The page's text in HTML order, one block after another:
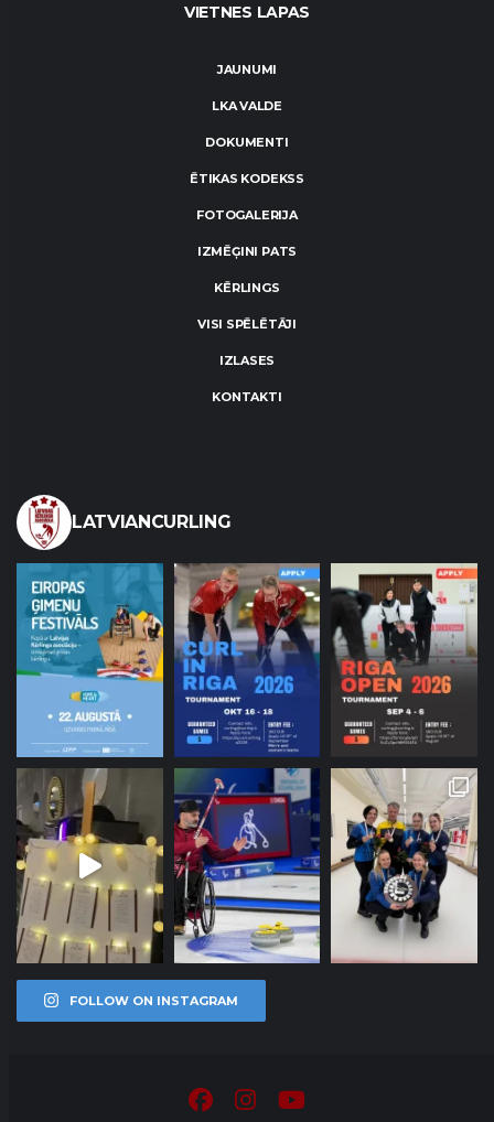
VIETNES LAPAS
JAUNUMI
LKA VALDE
DOKUMENTI
ĒTIKAS KODEKSS
FOTOGALERIJA
IZMĒĢINI PATS
KĒRLINGS
VISI SPĒLĒTĀJI
IZLASES
KONTAKTI
LATVIANCURLING
FOLLOW ON INSTAGRAM